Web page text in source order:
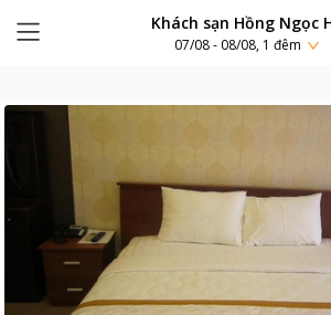
Khách sạn Hồng Ngọc
07/08 - 08/08, 1 đêm